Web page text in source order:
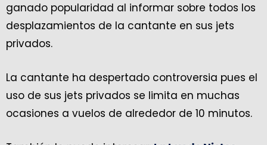
ganado popularidad al informar sobre todos los
desplazamientos de la cantante en sus jets
privados.
La cantante ha despertado controversia pues el
uso de sus jets privados se limita en muchas
ocasiones a vuelos de alrededor de 10 minutos.